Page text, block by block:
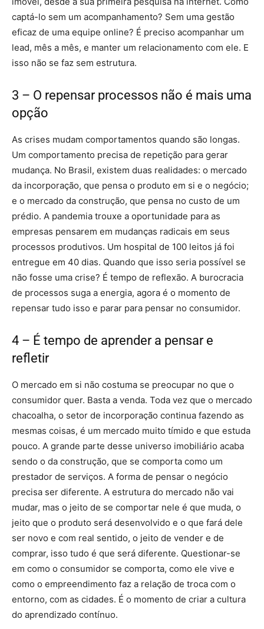
captá-lo sem um acompanhamento? Sem uma gestão
eficaz de uma equipe online? É preciso acompanhar um
lead, mês a mês, e manter um relacionamento com ele. E
isso não se faz sem estrutura.
3 – O repensar processos não é mais uma
opção
As crises mudam comportamentos quando são longas.
Um comportamento precisa de repetição para gerar
mudança. No Brasil, existem duas realidades: o mercado
da incorporação, que pensa o produto em si e o negócio;
e o mercado da construção, que pensa no custo de um
prédio. A pandemia trouxe a oportunidade para as
empresas pensarem em mudanças radicais em seus
processos produtivos. Um hospital de 100 leitos já foi
entregue em 40 dias. Quando que isso seria possível se
não fosse uma crise? É tempo de reflexão. A burocracia
de processos suga a energia, agora é o momento de
repensar tudo isso e parar para pensar no consumidor.
4 – É tempo de aprender a pensar e
refletir
O mercado em si não costuma se preocupar no que o
consumidor quer. Basta a venda. Toda vez que o mercado
chacoalha, o setor de incorporação continua fazendo as
mesmas coisas, é um mercado muito tímido e que estuda
pouco. A grande parte desse universo imobiliário acaba
sendo o da construção, que se comporta como um
prestador de serviços. A forma de pensar o negócio
precisa ser diferente. A estrutura do mercado não vai
mudar, mas o jeito de se comportar nele é que muda, o
jeito que o produto será desenvolvido e o que fará dele
ser novo e com real sentido, o jeito de vender e de
comprar, isso tudo é que será diferente. Questionar-se
em como o consumidor se comporta, como ele vive e
como o empreendimento faz a relação de troca com o
entorno, com as cidades. É o momento de criar a cultura
do aprendizado contínuo.